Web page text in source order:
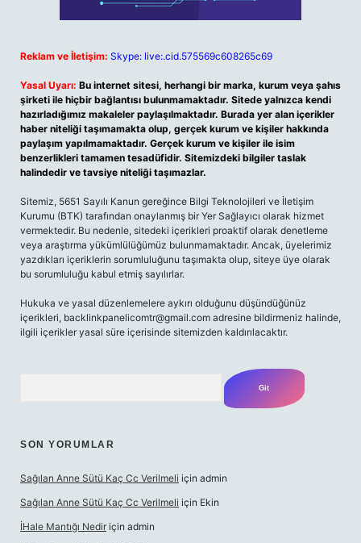
Reklam ve İletişim: Skype: live:.cid.575569c608265c69
Yasal Uyarı: Bu internet sitesi, herhangi bir marka, kurum veya şahıs
şirketi ile hiçbir bağlantısı bulunmamaktadır. Sitede yalnızca kendi
hazırladığımız makaleler paylaşılmaktadır. Burada yer alan içerikler
haber niteliği taşımamakta olup, gerçek kurum ve kişiler hakkında
paylaşım yapılmamaktadır. Gerçek kurum ve kişiler ile isim
benzerlikleri tamamen tesadüfidir. Sitemizdeki bilgiler taslak
halindedir ve tavsiye niteliği taşımazlar.
Sitemiz, 5651 Sayılı Kanun gereğince Bilgi Teknolojileri ve İletişim
Kurumu (BTK) tarafından onaylanmış bir Yer Sağlayıcı olarak hizmet
vermektedir. Bu nedenle, sitedeki içerikleri proaktif olarak denetleme
veya araştırma yükümlülüğümüz bulunmamaktadır. Ancak, üyelerimiz
yazdıkları içeriklerin sorumluluğunu taşımakta olup, siteye üye olarak
bu sorumluluğu kabul etmiş sayılırlar.
Hukuka ve yasal düzenlemelere aykırı olduğunu düşündüğünüz
içerikleri, backlinkpanelicomtr@gmail.com adresine bildirmeniz halinde,
ilgili içerikler yasal süre içerisinde sitemizden kaldırılacaktır.
SON YORUMLAR
Sağılan Anne Sütü Kaç Cc Verilmeli için admin
Sağılan Anne Sütü Kaç Cc Verilmeli için Ekin
İHale Mantığı Nedir için admin